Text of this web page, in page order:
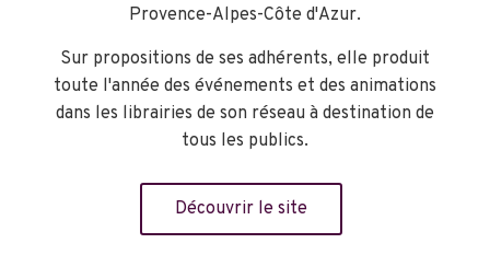
TOURNÉES GÉNÉRALES
Provence-Alpes-Côte d'Azur.
Sur propositions de ses adhérents, elle produit
toute l'année des événements et des animations
dans les librairies de son réseau à destination de
tous les publics.
Découvrir le site